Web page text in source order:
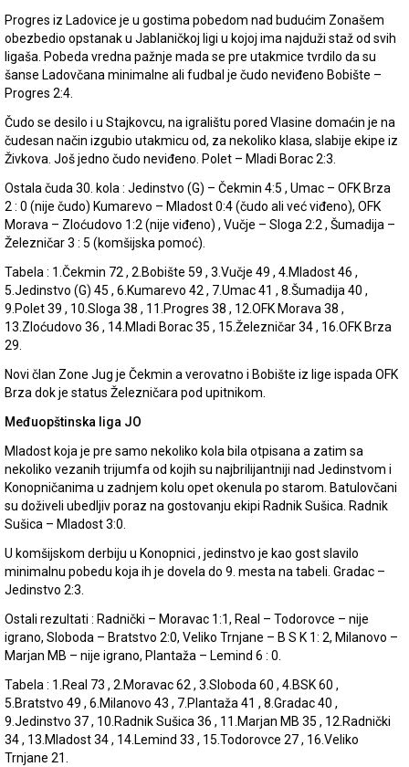
Progres iz Ladovice je u gostima pobedom nad budućim Zonašem
obezbedio opstanak u Jablaničkoj ligi u kojoj ima najduži staž od svih
ligaša. Pobeda vredna pažnje mada se pre utakmice tvrdilo da su
šanse Ladovčana minimalne ali fudbal je čudo neviđeno Bobište –
Progres 2:4.
Čudo se desilo i u Stajkovcu, na igralištu pored Vlasine domaćin je na
čudesan način izgubio utakmicu od, za nekoliko klasa, slabije ekipe iz
Živkova. Još jedno čudo neviđeno. Polet – Mladi Borac 2:3.
Ostala čuda 30. kola : Jedinstvo (G) – Čekmin 4:5 , Umac – OFK Brza
2 : 0 (nije čudo) Kumarevo – Mladost 0:4 (čudo ali već viđeno), OFK
Morava – Zloćudovo 1:2 (nije viđeno) , Vučje – Sloga 2:2 , Šumadija –
Železničar 3 : 5 (komšijska pomoć).
Tabela : 1.Čekmin 72 , 2.Bobište 59 , 3.Vučje 49 , 4.Mladost 46 ,
5.Jedinstvo (G) 45 , 6.Kumarevo 42 , 7.Umac 41 , 8.Šumadija 40 ,
9.Polet 39 , 10.Sloga 38 , 11.Progres 38 , 12.OFK Morava 38 ,
13.Zloćudovo 36 , 14.Mladi Borac 35 , 15.Železničar 34 , 16.OFK Brza
29.
Novi član Zone Jug je Čekmin a verovatno i Bobište iz lige ispada OFK
Brza dok je status Železničara pod upitnikom.
Međuopštinska liga JO
Mladost koja je pre samo nekoliko kola bila otpisana a zatim sa
nekoliko vezanih trijumfa od kojih su najbrilijantniji nad Jedinstvom i
Konopničanima u zadnjem kolu opet okenula po starom. Batulovčani
su doživeli ubedljiv poraz na gostovanju ekipi Radnik Sušica. Radnik
Sušica – Mladost 3:0.
U komšijskom derbiju u Konopnici , jedinstvo je kao gost slavilo
minimalnu pobedu koja ih je dovela do 9. mesta na tabeli. Gradac –
Jedinstvo 2:3.
Ostali rezultati : Radnički – Moravac 1:1, Real – Todorovce – nije
igrano, Sloboda – Bratstvo 2:0, Veliko Trnjane – B S K 1: 2, Milanovo –
Marjan MB – nije igrano, Plantaža – Lemind 6 : 0.
Tabela : 1.Real 73 , 2.Moravac 62 , 3.Sloboda 60 , 4.BSK 60 ,
5.Bratstvo 49 , 6.Milanovo 43 , 7.Plantaža 41 , 8.Gradac 40 ,
9.Jedinstvo 37 , 10.Radnik Sušica 36 , 11.Marjan MB 35 , 12.Radnički
34 , 13.Mladost 34 , 14.Lemind 33 , 15.Todorovce 27 , 16.Veliko
Trnjane 21.